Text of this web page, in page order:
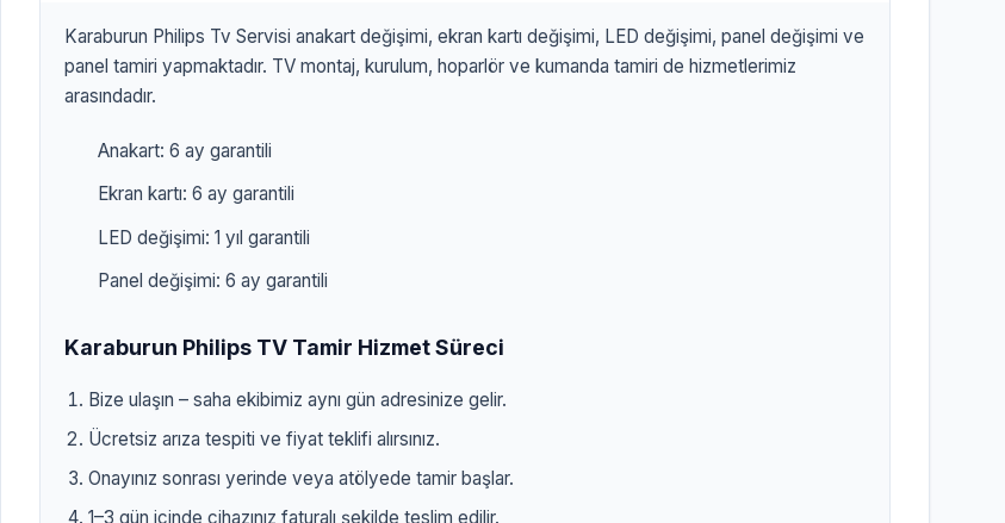
Karaburun Philips Tv Servisi anakart değişimi, ekran kartı değişimi, LED değişimi, panel değişimi ve
panel tamiri yapmaktadır. TV montaj, kurulum, hoparlör ve kumanda tamiri de hizmetlerimiz
arasındadır.
Anakart: 6 ay garantili
Ekran kartı: 6 ay garantili
LED değişimi: 1 yıl garantili
Panel değişimi: 6 ay garantili
Karaburun Philips TV Tamir Hizmet Süreci
Bize ulaşın – saha ekibimiz aynı gün adresinize gelir.
Ücretsiz arıza tespiti ve fiyat teklifi alırsınız.
Onayınız sonrası yerinde veya atölyede tamir başlar.
1–3 gün içinde cihazınız faturalı şekilde teslim edilir.